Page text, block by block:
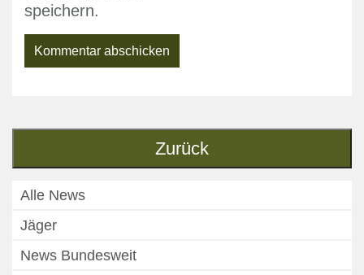
speichern.
Zurück
Alle News
Jäger
News Bundesweit